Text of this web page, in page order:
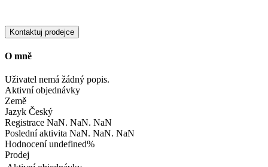
Kontaktuj prodejce
O mně
Uživatel nemá žádný popis.
Aktivní objednávky
Země
Jazyk Český
Registrace NaN. NaN. NaN
Poslední aktivita NaN. NaN. NaN
Hodnocení undefined%
Prodej